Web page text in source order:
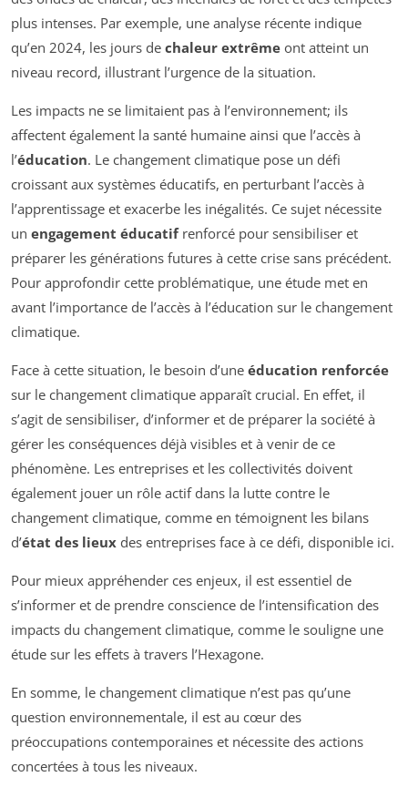
plus intenses. Par exemple, une analyse récente indique
qu’en 2024, les jours de chaleur extrême ont atteint un
niveau record, illustrant l’urgence de la situation.
Les impacts ne se limitaient pas à l’environnement; ils
affectent également la santé humaine ainsi que l’accès à
l’éducation. Le changement climatique pose un défi
croissant aux systèmes éducatifs, en perturbant l’accès à
l’apprentissage et exacerbe les inégalités. Ce sujet nécessite
un engagement éducatifrenforcé pour sensibiliser et
préparer les générations futures à cette crise sans précédent.
Pour approfondir cette problématique, une étude met en
avant l’importance de l’accès à l’éducation sur le changement
climatique.
Face à cette situation, le besoin d’une éducation renforcée
sur le changement climatique apparaît crucial. En effet, il
s’agit de sensibiliser, d’informer et de préparer la société à
gérer les conséquences déjà visibles et à venir de ce
phénomène. Les entreprises et les collectivités doivent
également jouer un rôle actif dans la lutte contre le
changement climatique, comme en témoignent les bilans
d’état des lieux des entreprises face à ce défi, disponible ici.
Pour mieux appréhender ces enjeux, il est essentiel de
s’informer et de prendre conscience de l’intensification des
impacts du changement climatique, comme le souligne une
étude sur les effets à travers l’Hexagone.
En somme, le changement climatique n’est pas qu’une
question environnementale, il est au cœur des
préoccupations contemporaines et nécessite des actions
concertées à tous les niveaux.